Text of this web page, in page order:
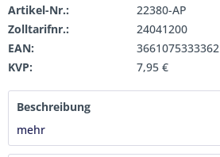
Artikel-Nr.:
22380-AP
Zolltarifnr.:
24041200
EAN:
3661075333362
KVP:
7,95 €
Beschreibung
mehr